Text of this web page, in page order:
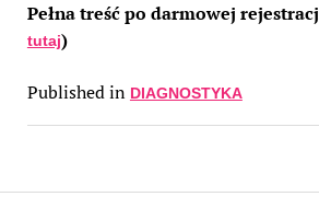
Pełna treść po darmowej
tutaj)
Published in DIAGNOSTYKA